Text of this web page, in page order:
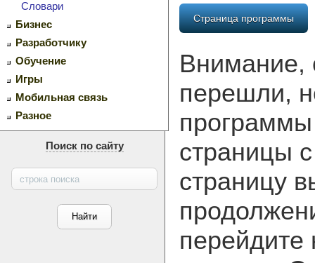
Словари
Бизнес
Разработчику
Обучение
Игры
Мобильная связь
Разное
Поиск по сайту
Страница программы
Внимание,
перешли,
страницы
страницу